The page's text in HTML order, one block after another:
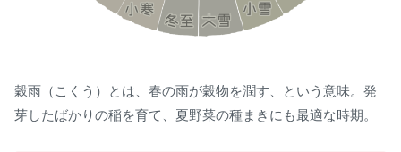
穀雨（こくう）とは、春の雨が穀物を潤す、という意味。発
芽したばかりの稲を育て、夏野菜の種まきにも最適な時期。